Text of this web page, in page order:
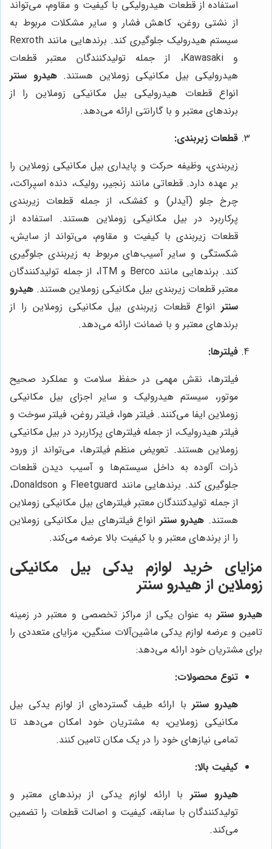
استفاده از قطعات هیدرولیکی با کیفیت و مقاوم، می‌تواند
از نشتی روغن، کاهش فشار و سایر مشکلات مربوط به
سیستم هیدرولیک جلوگیری کند. برندهایی مانند Rexroth
و Kawasaki، از جمله تولیدکنندگان معتبر قطعات
هیدرولیکی بیل مکانیکی زوملاین هستند.هیدرو سنتر
انواع قطعات هیدرولیکی بیل مکانیکی زوملاین را از
برندهای معتبر و با گارانتی ارائه می‌دهد.
قطعات زیربندی:
زیربندی، وظیفه حرکت و پایداری بیل مکانیکی زوملاین را
بر عهده دارد. قطعاتی مانند زنجیر، رولیک، دنده اسپراکت،
چرخ جلو (آیدلر) و کفشک، از جمله قطعات زیربندی
پرکاربرد در بیل مکانیکی زوملاین هستند. استفاده از
قطعات زیربندی با کیفیت و مقاوم، می‌تواند از سایش،
شکستگی و سایر آسیب‌های مربوط به زیربندی جلوگیری
کند. برندهایی مانند Berco و ITM، از جمله تولیدکنندگان
معتبر قطعات زیربندی بیل مکانیکی زوملاین هستند. هیدرو
سنتر انواع قطعات زیربندی بیل مکانیکی زوملاین را از
برندهای معتبر و با ضمانت ارائه می‌دهد.
فیلترها:
فیلترها، نقش مهمی در حفظ سلامت و عملکرد صحیح
موتور، سیستم هیدرولیک و سایر اجزای بیل مکانیکی
زوملاین ایفا می‌کنند. فیلتر هوا، فیلتر روغن، فیلتر سوخت و
فیلتر هیدرولیک، از جمله فیلترهای پرکاربرد در بیل مکانیکی
زوملاین هستند. تعویض منظم فیلترها، می‌تواند از ورود
ذرات آلوده به داخل سیستم‌ها و آسیب دیدن قطعات
جلوگیری کند. برندهایی مانند Fleetguard و Donaldson،
از جمله تولیدکنندگان معتبر فیلترهای بیل مکانیکی زوملاین
هستند. هیدرو سنتر انواع فیلترهای بیل مکانیکی زوملاین
را از برندهای معتبر و با کیفیت بالا عرضه می‌کند.
مزایای خرید لوازم یدکی بیل مکانیکی
زوملاین از هیدرو سنتر
هیدرو سنتر به عنوان یکی از مراکز تخصصی و معتبر در زمینه
تامین و عرضه لوازم یدکی ماشین‌آلات سنگین، مزایای متعددی را
برای مشتریان خود ارائه می‌دهد:
تنوع محصولات:
هیدرو سنتر با ارائه طیف گسترده‌ای از لوازم یدکی بیل
مکانیکی زوملاین، به مشتریان خود امکان می‌دهد تا
تمامی نیازهای خود را در یک مکان تامین کنند.
کیفیت بالا:
هیدرو سنتربا ارائه لوازم یدکی از برندهای معتبر و
تولیدکنندگان با سابقه، کیفیت و اصالت قطعات را تضمین
می‌کند.